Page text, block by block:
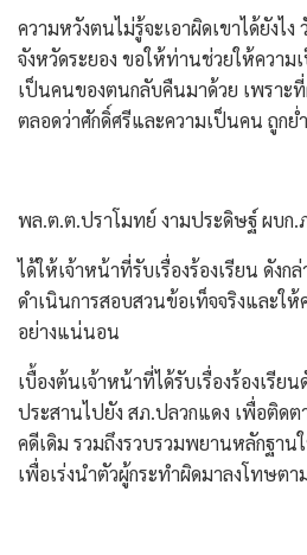
ความหวังตนไม่รู้จะเอาผิดเขาได้ยังไ
จังหวัดระยอง ขอให้ท่านช่วยให้ความ
เป็นคนของตนกลับคืนมาด้วย เพราะ
ตลอดว่าศักดิ์ศรีและความเป็นคน ถูกย่
พล.ต.ต.ปราโมทย์ งามประดิษฐ์ ผบก.
ได้ให้เจ้าหน้าที่รับเรื่องร้องเรียน ดังก
ดำเนินการสอบสวนข้อเท็จจริงและใ
อย่างแน่นอน
เบื้องต้นเจ้าหน้าที่ได้รับเรื่องร้องเรีย
ประสานไปยัง สภ.ปลวกแดง เพื่อติด
คดีเดิม รวมถึงรวบรวมพยานหลักฐาน
เพื่อเร่งนำตัวผู้กระทำผิดมาลงโทษต